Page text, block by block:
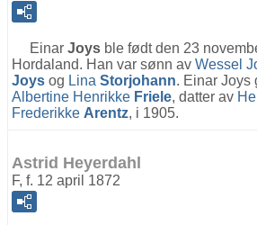
Einar Joys ble født den 23
Hordaland. Han var sønn av Wessel
Joys og Lina Storjohann. Einar Joys
Albertine Henrikke Friele, datter av
Frederikke Arentz, i 1905.
Astrid Heyerdahl
F, f. 12 april 1872